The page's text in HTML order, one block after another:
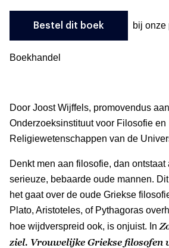
Bestel dit boek bij onze
Boekhandel
Door Joost Wijffels, promovendus
Onderzoeksinstituut voor Filosofie en
Religiewetenschappen van de
Denkt men aan filosofie, dan
serieuze, bebaarde oude mannen.
het gaat over de oude Griekse
Plato, Aristoteles, of Pythagoras
hoe wijdverspreid ook, is onjuist. In
ziel. Vrouwelijke Griekse filosofen